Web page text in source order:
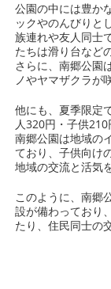
公園の中には豊か
ックやのんびりと
族連れや友人同士
たちは滑り台など
さらに、南郷公園
ノやヤマザクラが
他にも、夏季限定
人320円・子供210
南郷公園は地域の
ており、子供向け
地域の交流と活気
このように、南郷
設が備わっており
たり、住民同士の